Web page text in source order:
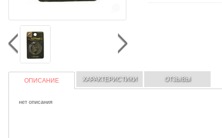
ОПИСАНИЕ ХАРАКТЕРИСТИКИ ОТЗЫВЫ
нет описания